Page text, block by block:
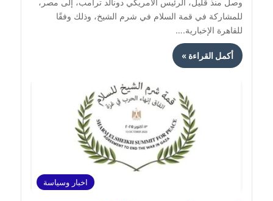
وصل منذ قليل، الرئيس الأمريكي دونالد ترامب، إلى مصر،
للمشاركة في قمة السلام في شرم الشيخ، وذلك وفقًا
للقاهرة الإخبارية.…
أكمل القراءة »
اخبار وسياسة